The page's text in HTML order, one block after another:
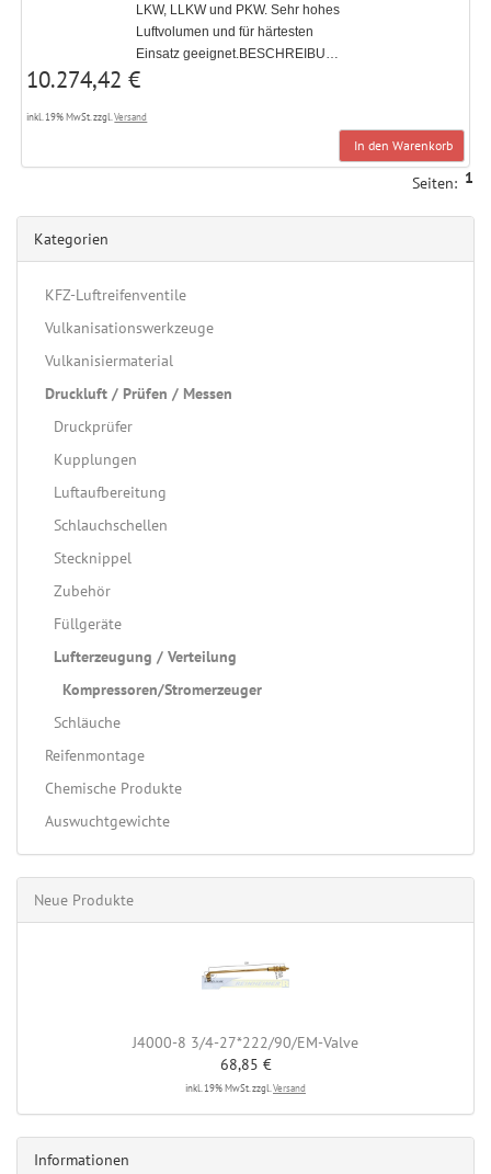
LKW, LLKW und PKW. Sehr hohes
Luftvolumen und für härtesten
Einsatz geeignet.BESCHREIBU…
10.274,42 €
inkl. 19% MwSt. zzgl.Versand
In den Warenkorb
1
Seiten:
Kategorien
KFZ-Luftreifenventile
Vulkanisationswerkzeuge
Vulkanisiermaterial
Druckluft / Prüfen / Messen
Druckprüfer
Kupplungen
Luftaufbereitung
Schlauchschellen
Stecknippel
Zubehör
Füllgeräte
Lufterzeugung / Verteilung
Kompressoren/Stromerzeuger
Schläuche
Reifenmontage
Chemische Produkte
Auswuchtgewichte
Neue Produkte
J4000-8 3/4-27*222/90/EM-Valve
68,85 €
inkl. 19% MwSt. zzgl. Versand
Informationen